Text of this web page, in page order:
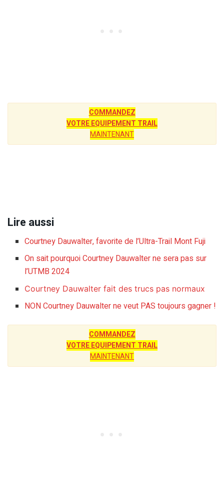
COMMANDEZ
VOTRE EQUIPEMENT TRAIL
MAINTENANT
Lire aussi
Courtney Dauwalter, favorite de l’Ultra-Trail Mont Fuji
On sait pourquoi Courtney Dauwalter ne sera pas sur
l’UTMB 2024
Courtney Dauwalter fait des trucs pas normaux
NON Courtney Dauwalter ne veut PAS toujours gagner !
COMMANDEZ
VOTRE EQUIPEMENT TRAIL
MAINTENANT